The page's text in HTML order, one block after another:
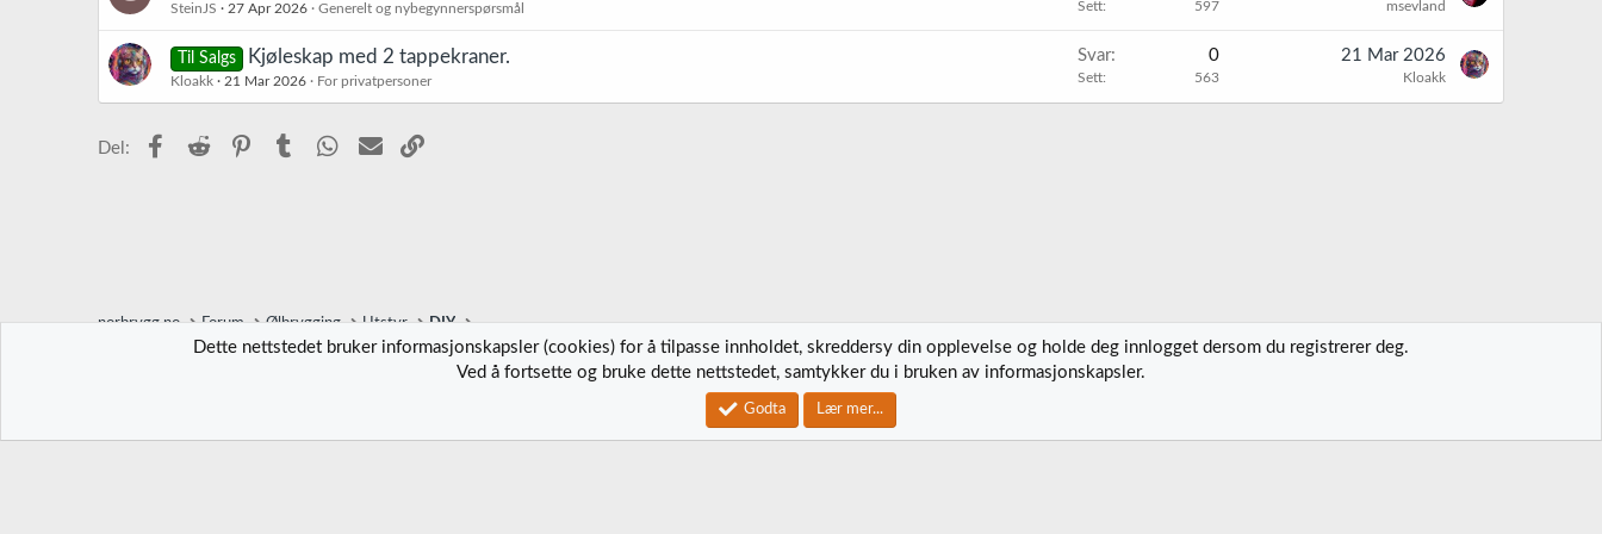
SteinJS 27 Apr 2026 Generelt og nybegynnerspørsmål Sett 597 msevland
Til Salgs Kjøleskap med 2 tappekraner.
Kloakk 21 Mar 2026 For privatpersoner
Svar 0
Sett 563
21 Mar 2026
Kloakk
Del: Facebook
Reddit PinterestTumblr WhatsApp
E-post
norbrygg.no Forum Ølbrygging Utstyr DIY
Kontakt oss Vilkår og regler
Community platform by XenForo ®
Dette nettstedet bruker informasjonskapsler (cookies) for å tilpasse innholdet, skreddersy din opplevelse og holde deg innlogget dersom du registrerer deg.
Ved å fortsette og bruke dette nettstedet, samtykker du i bruken av informasjonskapsler.
Godta Lær mer...